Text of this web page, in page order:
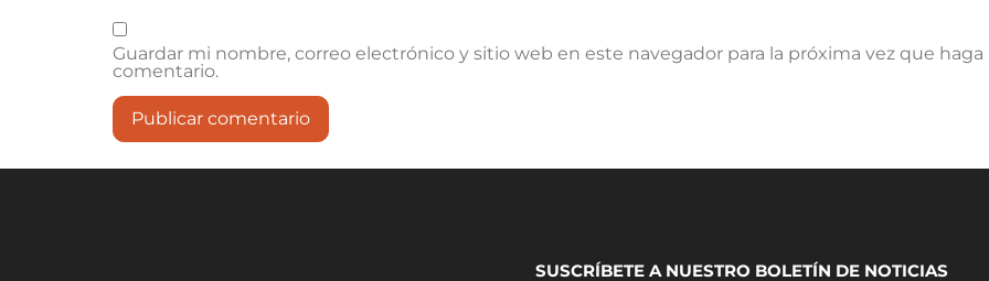
Guardar mi nombre, correo electrónico y sitio web en este navegador para la próxima vez que haga
comentario.
SUSCRÍBETE A NUESTRO BOLETÍN DE NOTICIAS